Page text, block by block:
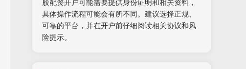
具体操作流程可能会有所不同。建议选择正规、
可靠的平台，并在开户前仔细阅读相关协议和风
险提示。